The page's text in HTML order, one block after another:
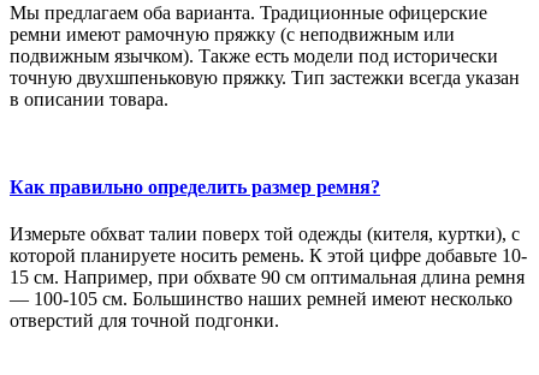
Мы предлагаем оба варианта. Традиционные офицерские
ремни имеют рамочную пряжку (с неподвижным или
подвижным язычком). Также есть модели под исторически
точную двухшпеньковую пряжку. Тип застежки всегда указан
в описании товара.
Как правильно определить размер ремня?
Измерьте обхват талии поверх той одежды (кителя, куртки), с
которой планируете носить ремень. К этой цифре добавьте 10-
15 см. Например, при обхвате 90 см оптимальная длина ремня
— 100-105 см. Большинство наших ремней имеют несколько
отверстий для точной подгонки.